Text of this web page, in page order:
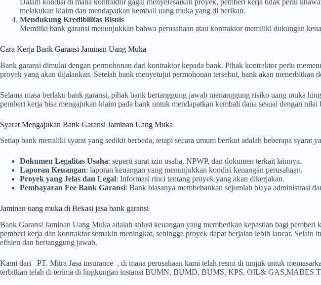
melakukan klaim dan mendapatkan kembali uang muka yang di berikan.
Mendukung Kredibilitas Bisnis
Memiliki bank garansi menunjukkan bahwa perusahaan atau kontraktor memiliki dukungan
Cara Kerja Bank Garansi Jaminan Uang Muka
Bank garansi dimulai dengan permohonan dari kontraktor kepada bank. Pihak kontraktor perlu
proyek yang akan dijalankan. Setelah bank menyetujui permohonan tersebut, bank akan menerbitkan
Selama masa berlaku bank garansi, pihak bank bertanggung jawab menanggung risiko uang muka
pemberi kerja bisa mengajukan klaim pada bank untuk mendapatkan kembali dana sesuai dengan nilai
Syarat Mengajukan Bank Garansi Jaminan Uang Muka
Setiap bank memiliki syarat yang sedikit berbeda, tetapi secara umum berikut adalah beberapa syarat
Dokumen Legalitas Usaha: seperti surat izin usaha, NPWP, dan dokumen terkait lainnya.
Laporan Keuangan: laporan keuangan yang menunjukkan kondisi keuangan perusahaan.
Proyek yang Jelas dan Legal: Informasi rinci tentang proyek yang akan dikerjakan.
Pembayaran Fee Bank Garansi: Bank biasanya membebankan sejumlah biaya administrasi
Jaminan uang muka di Bekasi jasa bank garansi
Bank Garansi Jaminan Uang Muka adalah solusi keuangan yang memberikan kepastian bagi
pemberi kerja dan kontraktor semakin meningkat, sehingga proyek dapat berjalan lebih lancar.
efisien dan bertanggung jawab.
Kami dari PT. Mitra Jasa insurance , di mana perusahaan kami telah resmi di tunjuk untuk
terbitkan telah di terima di lingkungan instansi BUMN, BUMD, BUMS, KPS, OIL&